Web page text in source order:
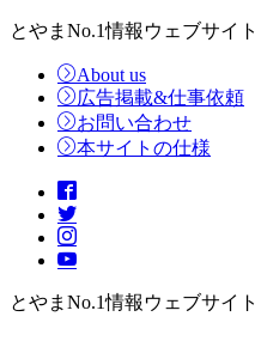
とやまNo.1情報ウェブサイト
About us
広告掲載&仕事依頼
お問い合わせ
本サイトの仕様
とやまNo.1情報ウェブサイト